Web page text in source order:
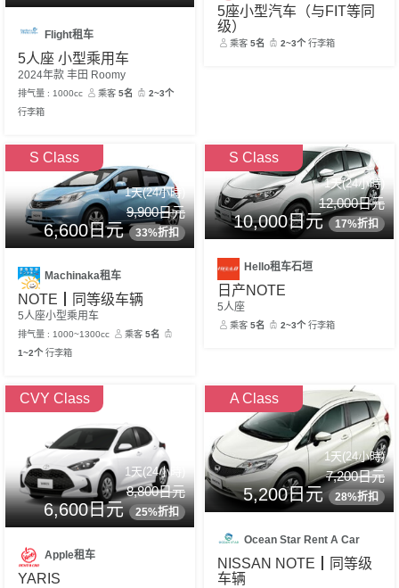
Flight租车
5人座 小型乘用车
2024年款 丰田 Roomy
排气量 : 1000cc 乘客5名
2~3个
行李箱
5座小型汽车（与FIT等同
级）
乘客5名 2~3个行李箱
S Class
1天(24小時)
9,900日元
6,600日元 33%折扣
Machinaka租车
NOTE┃同等级车辆
5人座小型乘用车
排气量 : 1000~1300cc 乘客5名
1~2个 行李箱
S Class
1天(24小時)
12,000日元
10,000日元 17%折扣
Hello租车石垣
日产NOTE
5人座
乘客5名 2~3个行李箱
CVY Class
1天(24小時)
8,800日元
6,600日元 25%折扣
Apple租车
YARIS
A Class
1天(24小時)
7,200日元
5,200日元 28%折扣
Ocean Star Rent A Car
NISSAN NOTE┃同等级
车辆